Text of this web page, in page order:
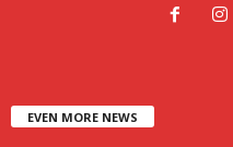
EVEN MORE NEWS